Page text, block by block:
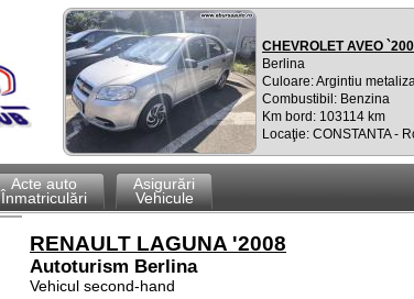
CHEVROLET AVEO
Berlina
Culoare: Argintiu
Combustibil: Benzina
Km bord: 103114 km
Locaţie: CONSTANTA -
Acte auto
Înmatriculări
Asigurări
Vehicule
RENAULT LAGUNA '2008
Autoturism Berlina
Vehicul second-hand